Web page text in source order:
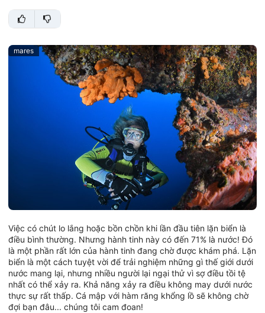
mares
Việc có chút lo lắng hoặc bồn chồn khi lần đầu tiên lặn biển là
điều bình thường. Nhưng hành tinh này có đến 71% là nước! Đó
là một phần rất lớn của hành tinh đang chờ được khám phá. Lặn
biển là một cách tuyệt vời để trải nghiệm những gì thế giới dưới
nước mang lại, nhưng nhiều người lại ngại thử vì sợ điều tồi tệ
nhất có thể xảy ra. Khả năng xảy ra điều không may dưới nước
thực sự rất thấp. Cá mập với hàm răng khổng lồ sẽ không chờ
đợi bạn đâu... chúng tôi cam đoan!